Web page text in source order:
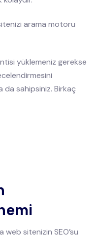
arama motoru
yüklemeniz gerekse
sahipsiniz. Birkaç
web sitenizin SEO’su